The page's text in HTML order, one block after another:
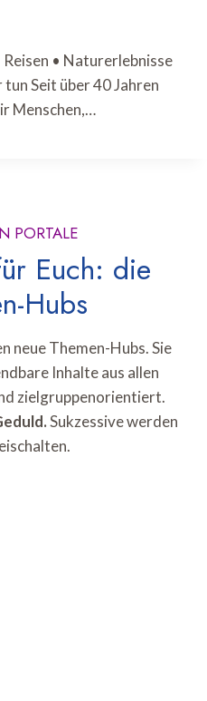
• Naturerlebnisse
Seit über 40 Jahren
Menschen,…
PORTALE
Euch: die
Hubs
neue Themen-Hubs. Sie
Inhalte aus allen
zielgruppenorientiert.
Sukzessive werden